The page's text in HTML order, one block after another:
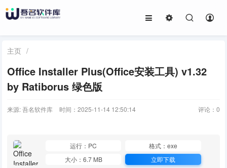
主页 /
Office Installer Plus(Office安装工具) v1.32
by Ratiborus 绿色版
来源: 吾名软件库 时间：2025-11-14 12:50:14 评论： 0
运行：PC
格式：exe
大小：6.7 MB
立即下载